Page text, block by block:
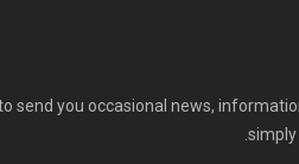
send you occasional news,
simply